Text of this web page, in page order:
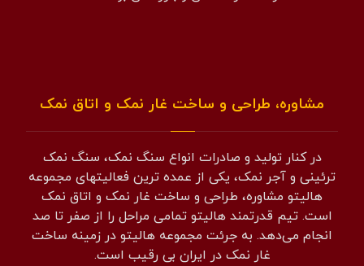
مشاوره، طراحی و ساخت غار نمک و اتاق نمک
در کنار تولید و صادرات انواع سنگ نمک، سنگ نمک
ترئینی و آجر نمک، یکی از عمده ترین فعالیتهای مجموعه
هالیتو مشاوره، طراحی و ساخت غار نمک و اتاق نمک
است. تیم قدرتمند هالیتو تمامی مراحل را از صفر تا صد
انجام می‌دهد. به جرئت مجموعه هالیتو در زمینه ساخت
غار نمک در ایران بی رقیب است.